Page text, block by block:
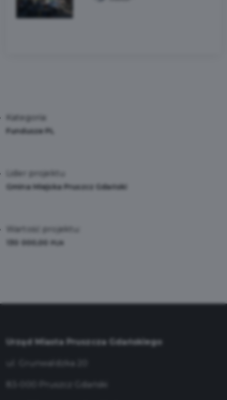
Kategoria:
Fundusze PL
Lider projektu
Gmina Miejska Pruszcz Gdański
Wartość projektu:
130 000,00 PLN
Urząd Miasta Pruszcza Gdańskiego